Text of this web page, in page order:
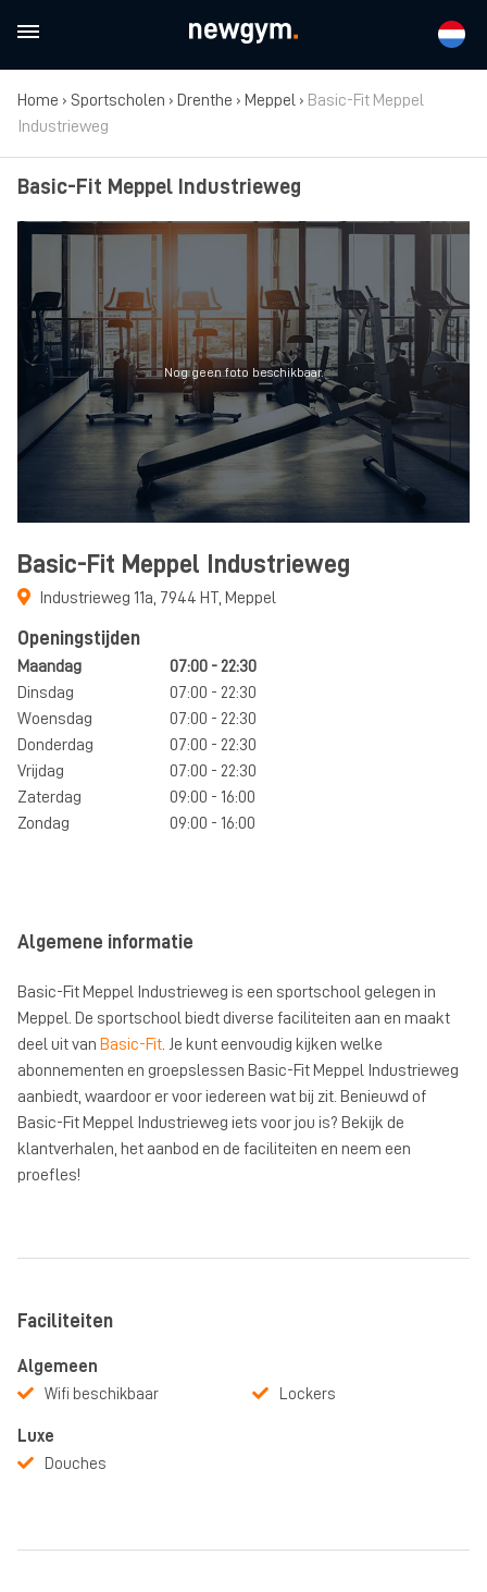
Home › Sportscholen › Drenthe › Meppel › Basic-Fit Meppel
Industrieweg
Basic-Fit Meppel Industrieweg
Nog geen foto beschikbaar.
Basic-Fit Meppel Industrieweg
Industrieweg 11a, 7944 HT, Meppel
Openingstijden
Maandag
07:00 - 22:30
Dinsdag
07:00 - 22:30
Woensdag
07:00 - 22:30
Donderdag
07:00 - 22:30
Vrijdag
07:00 - 22:30
Zaterdag
09:00 - 16:00
Zondag
09:00 - 16:00
Algemene informatie
Basic-Fit Meppel Industrieweg is een sportschool gelegen in
Meppel. De sportschool biedt diverse faciliteiten aan en maakt
deel uit van Basic-Fit. Je kunt eenvoudig kijken welke
abonnementen en groepslessen Basic-Fit Meppel Industrieweg
aanbiedt, waardoor er voor iedereen wat bij zit. Benieuwd of
Basic-Fit Meppel Industrieweg iets voor jou is? Bekijk de
klantverhalen, het aanbod en de faciliteiten en neem een
proefles!
Faciliteiten
Algemeen
Wifi beschikbaar Lockers
Luxe
Douches